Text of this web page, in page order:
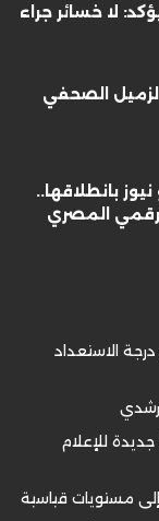
لا خسائر جراء
الصحفي
بانطلاقها..
المصري
الاستعداد
رشدي
جديدة للإعلام
إلى مستويات قياسية